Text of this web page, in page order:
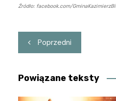
Źródło: facebook.com/
Nawigacja
wpisu
Poprzedni
Powiązane teksty